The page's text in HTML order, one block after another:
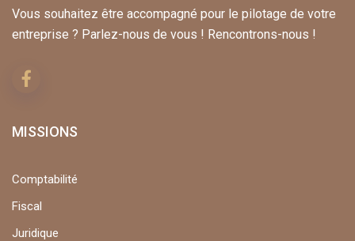
Vous souhaitez être accompagné pour le pilotage de votre
entreprise ? Parlez-nous de vous ! Rencontrons-nous !
MISSIONS
Comptabilité
Fiscal
Juridique